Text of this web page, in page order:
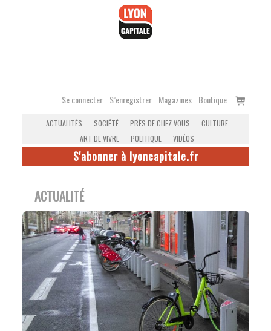
Se connecter S’enregistrer Magazines Boutique
Voir
ACTUALITÉS SOCIÉTÉ PRÈS DE CHEZ VOUS
CULTURE
ART DE VIVRE
POLITIQUE VIDÉOS
S'abonner à lyoncapitale.fr
ACTUALITÉ